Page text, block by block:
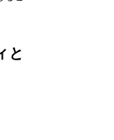
と